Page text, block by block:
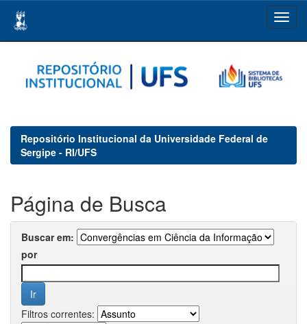
navigation
Repositório Institucional da Universidade Federal de
Sergipe - RI/UFS
Página de Busca
Buscar em:
por
Filtros correntes: